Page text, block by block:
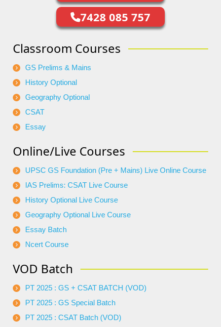
7428 085 757
Classroom Courses
GS Prelims & Mains
History Optional
Geography Optional
CSAT
Essay
Online/Live Courses
UPSC GS Foundation (Pre + Mains) Live Online Course
IAS Prelims: CSAT Live Course
History Optional Live Course
Geography Optional Live Course
Essay Batch
Ncert Course
VOD Batch
PT 2025 : GS + CSAT BATCH (VOD)
PT 2025 : GS Special Batch
PT 2025 : CSAT Batch (VOD)